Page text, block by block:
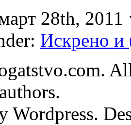
28th,
Искрено и
Wordpress.